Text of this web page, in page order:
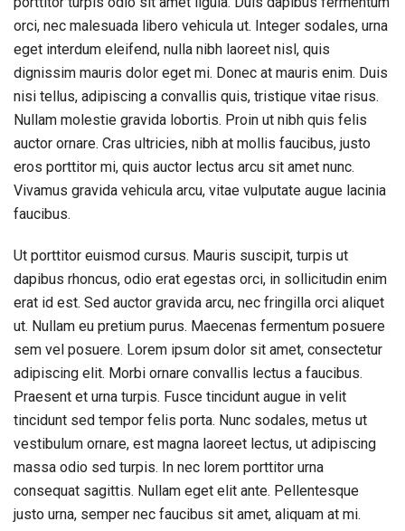
orci, nec malesuada libero vehicula ut. Integer sodales, urna
eget interdum eleifend, nulla nibh laoreet nisl, quis
dignissim mauris dolor eget mi. Donec at mauris enim. Duis
nisi tellus, adipiscing a convallis quis, tristique vitae risus.
Nullam molestie gravida lobortis. Proin ut nibh quis felis
auctor ornare. Cras ultricies, nibh at mollis faucibus, justo
eros porttitor mi, quis auctor lectus arcu sit amet nunc.
Vivamus gravida vehicula arcu, vitae vulputate augue lacinia
faucibus.
Ut porttitor euismod cursus. Mauris suscipit, turpis ut
dapibus rhoncus, odio erat egestas orci, in sollicitudin enim
erat id est. Sed auctor gravida arcu, nec fringilla orci aliquet
ut. Nullam eu pretium purus. Maecenas fermentum posuere
sem vel posuere. Lorem ipsum dolor sit amet, consectetur
adipiscing elit. Morbi ornare convallis lectus a faucibus.
Praesent et urna turpis. Fusce tincidunt augue in velit
tincidunt sed tempor felis porta. Nunc sodales, metus ut
vestibulum ornare, est magna laoreet lectus, ut adipiscing
massa odio sed turpis. In nec lorem porttitor urna
consequat sagittis. Nullam eget elit ante. Pellentesque
justo urna, semper nec faucibus sit amet, aliquam at mi.